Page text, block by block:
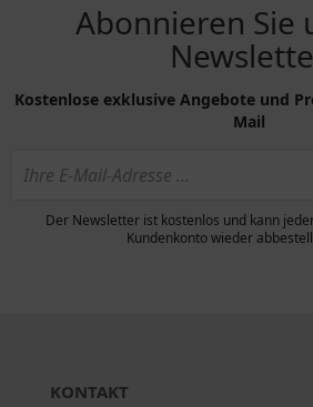
Abonnieren Sie
Kostenlose exklusive Angebote und
Mail
Der Newsletter ist kostenlos und kann
Kundenkonto wieder
KONTAKT